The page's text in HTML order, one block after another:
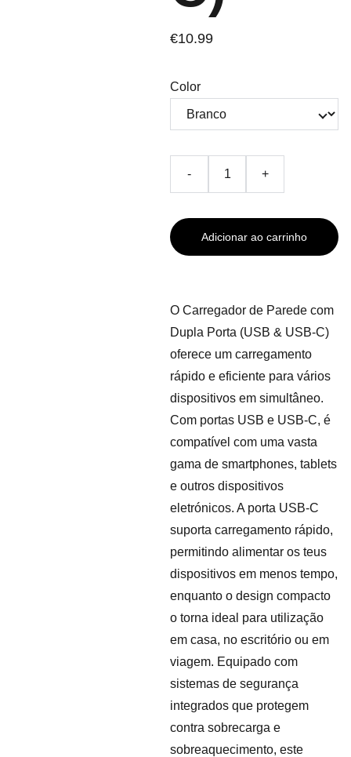
€10.99
Color
- +
Adicionar ao carrinho
O Carregador de Parede com
Dupla Porta (USB & USB-C)
oferece um carregamento
rápido e eficiente para vários
dispositivos em simultâneo.
Com portas USB e USB-C, é
compatível com uma vasta
gama de smartphones, tablets
e outros dispositivos
eletrónicos. A porta USB-C
suporta carregamento rápido,
permitindo alimentar os teus
dispositivos em menos tempo,
enquanto o design compacto
o torna ideal para utilização
em casa, no escritório ou em
viagem. Equipado com
sistemas de segurança
integrados que protegem
contra sobrecarga e
sobreaquecimento, este